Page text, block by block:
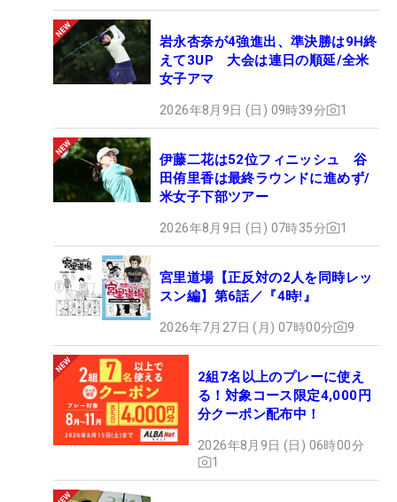
岩永杏奈が4強進出、準決勝は9H終
えて3UP 大会は連日の順延/全米
女子アマ
2026年8月9日 (日) 09時39分 1
伊藤二花は52位フィニッシュ 谷
田侑里香は最終ラウンドに進めず/
米女子下部ツアー
2026年8月9日 (日) 07時35分 1
宮里道場【正反対の2人を同時レッ
スン編】第6話／『4時!』
2026年7月27日 (月) 07時00分 9
2組7名以上のプレーに使え
る！対象コース限定4,000円
分クーポン配布中！
2026年8月9日 (日) 06時00分
1